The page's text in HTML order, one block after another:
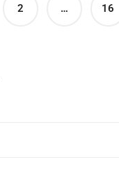
2 … 16